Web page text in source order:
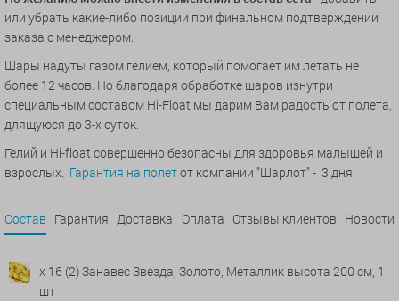
или убрать какие-либо позиции при финальном подтверждении
заказа с менеджером.
Шары надуты газом гелием, который помогает им летать не
более 12 часов. Но благодаря обработке шаров изнутри
специальным составом Hi-Float мы дарим Вам радость от полета,
длящуюся до 3-х суток.
Гелий и Hi-float совершенно безопасны для здоровья малышей и
взрослых. Гарантия на полетот компании "Шарлот" - 3 дня.
Состав Гарантия Доставка Оплата Отзывы клиентов Новости
x 16 (2) Занавес Звезда, Золото, Металлик высота 200 см, 1
шт